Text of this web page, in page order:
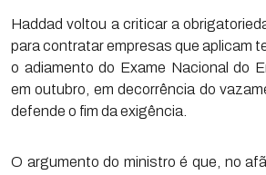
Haddad voltou a criticar a
para contratar empresas que aplicam
o adiamento do Exame Nacional do
em outubro, em decorrência do
defende o fim da exigência.
O argumento do ministro é que, no